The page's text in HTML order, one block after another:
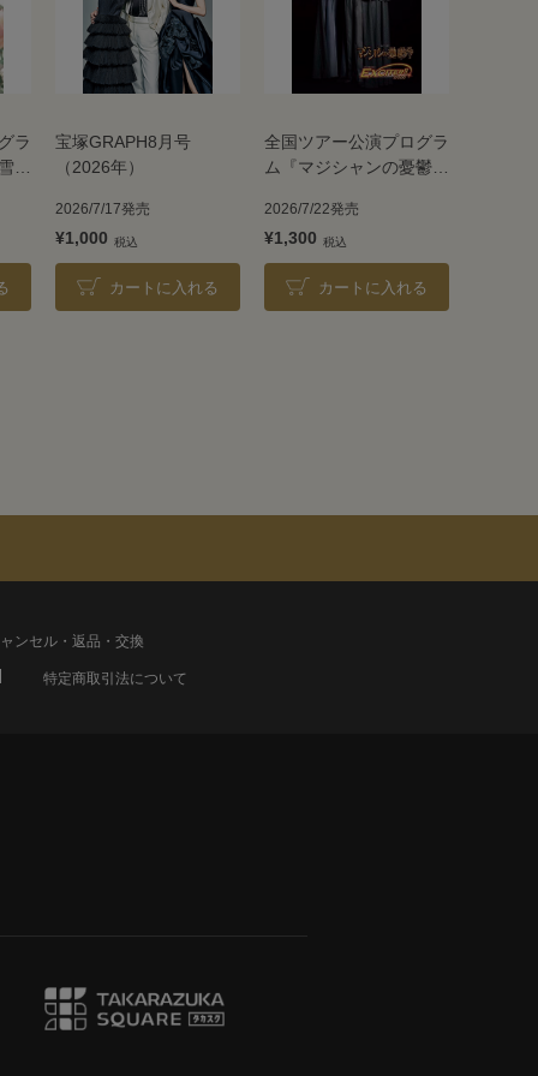
ラ
組
宝塚GRAPH8月号
（2026年）
2026/7/17発売
¥1,000
カートに入れる
全国ツアー公演プログラ
ム『マジシャンの憂鬱』
花組＞
2026/7/22発売
¥1,300
カートに入れる
ンセル・返品・交換
特定商取引法について